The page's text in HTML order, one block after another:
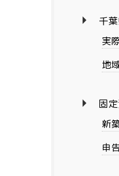
千
実
地
固
新
申